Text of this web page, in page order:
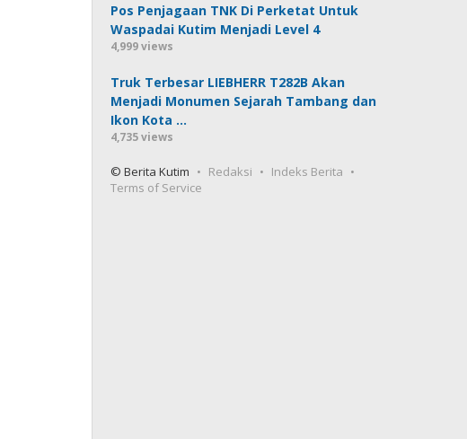
Pos Penjagaan TNK Di Perketat Untuk
Waspadai Kutim Menjadi Level 4
4,999 views
Truk Terbesar LIEBHERR T282B Akan
Menjadi Monumen Sejarah Tambang dan
Ikon Kota …
4,735 views
© Berita Kutim Redaksi
Indeks Berita
Terms of Service